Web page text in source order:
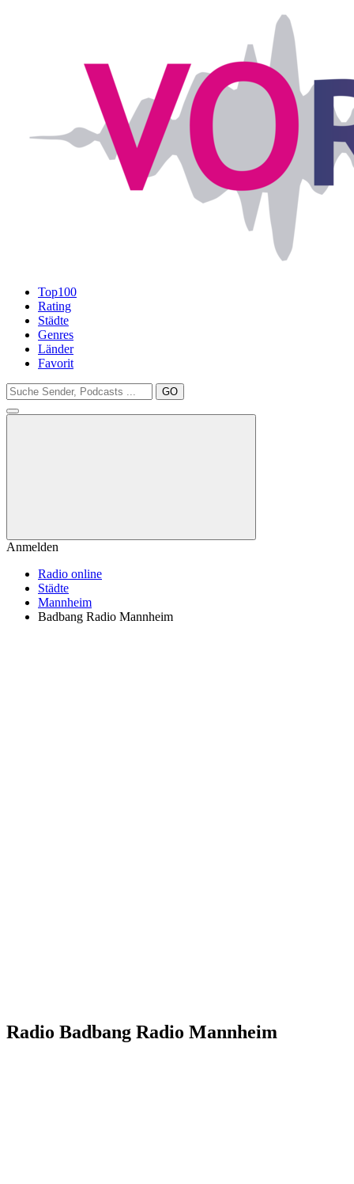
Top100
Rating
Städte
Genres
Länder
Favorit
GO
Anmelden
Radio online
Städte
Mannheim
Badbang Radio Mannheim
Radio Badbang Radio Mannheim